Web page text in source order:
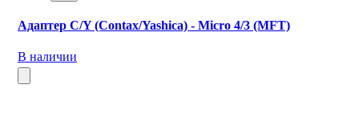
Адаптер C/Y (Contax/Yashica) - Micro 4/3 (MFT)
В наличии